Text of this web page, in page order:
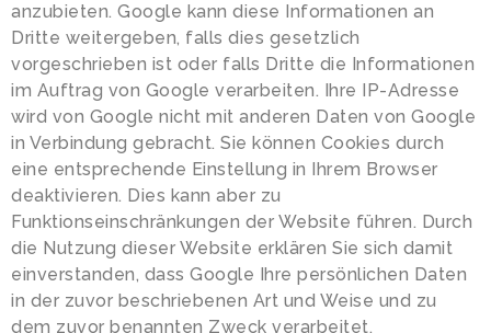
anzubieten. Google kann diese Informationen an
Dritte weitergeben, falls dies gesetzlich
vorgeschrieben ist oder falls Dritte die Informationen
im Auftrag von Google verarbeiten. Ihre IP-Adresse
wird von Google nicht mit anderen Daten von Google
in Verbindung gebracht. Sie können Cookies durch
eine entsprechende Einstellung in Ihrem Browser
deaktivieren. Dies kann aber zu
Funktionseinschränkungen der Website führen. Durch
die Nutzung dieser Website erklären Sie sich damit
einverstanden, dass Google Ihre persönlichen Daten
in der zuvor beschriebenen Art und Weise und zu
dem zuvor benannten Zweck verarbeitet.